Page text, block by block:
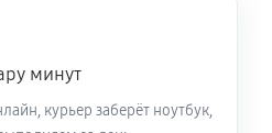
Sony SX14-R (2024, 64
минут
курьер заберёт ноутбук,